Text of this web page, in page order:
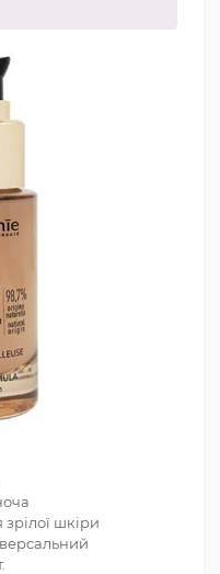
зрілої шкіри